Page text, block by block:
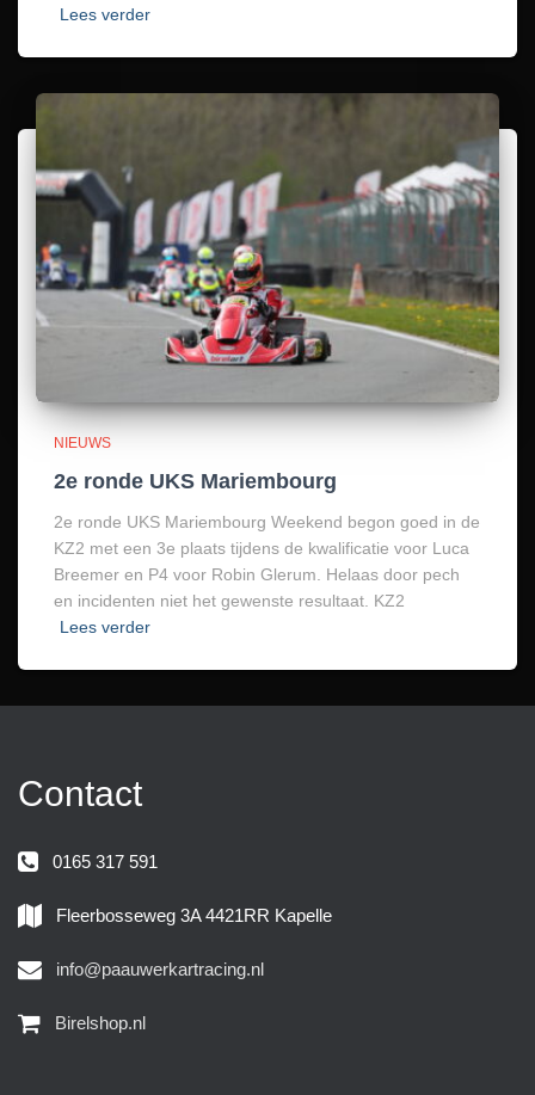
Lees verder
NIEUWS
2e ronde UKS Mariembourg
2e ronde UKS Mariembourg Weekend begon goed in de
KZ2 met een 3e plaats tijdens de kwalificatie voor Luca
Breemer en P4 voor Robin Glerum. Helaas door pech
en incidenten niet het gewenste resultaat. KZ2
Lees verder
Contact
0165 317 591
Fleerbosseweg 3A 4421RR Kapelle
info@paauwerkartracing.nl
Birelshop.nl